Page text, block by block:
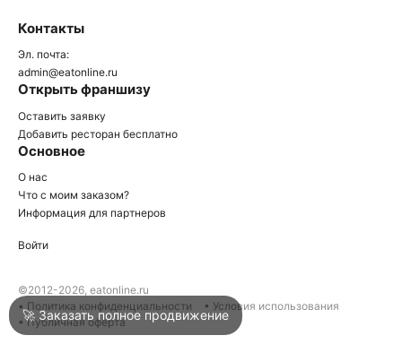
Войти
Написать в техподдержку
Контакты
Эл. почта:
admin@eatonline.ru
Открыть франшизу
Оставить заявку
Добавить ресторан бесплатно
Основное
О нас
Что с моим заказом?
Информация для партнеров
Войти
©2012-2026, eatonline.ru
• Политика конфиденциальности
• Условия использования
• Публичная оферта
🚀 Заказать полное продвижение